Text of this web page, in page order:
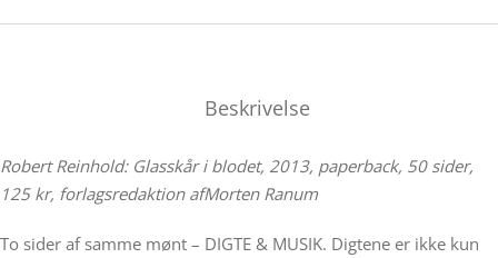
Beskrivelse
Robert Reinhold: Glasskår i blodet, 2013, paperback, 50 sider,
125 kr, forlagsredaktion afMorten Ranum
To sider af samme mønt – DIGTE & MUSIK. Digtene er ikke kun